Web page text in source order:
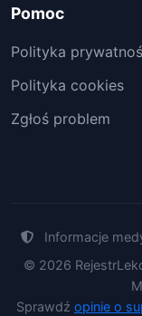
Pomoc
Polityka
Polityka cookies
Zgłoś problem
Informacje
© 2026
Sprawdź opinie o